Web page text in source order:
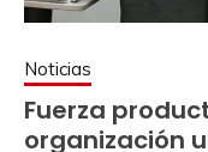
Noticias
Fuerza
organización